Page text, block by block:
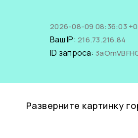
2026-08-09 08:36:03
Ваш IP: 216.73.216.84
ID запроса:
Разверните картинку